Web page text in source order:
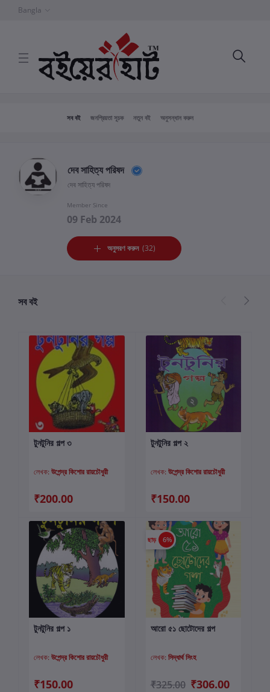
Bangla
সব বই জনপ্রিয়তা সূচক নতুন বই অনুসন্ধান করুন
দেব সাহিত্য পরিষদ
দেব সাহিত্য পরিষদ
Member Since
09 Feb 2024
অনুসরণ করুন(32)
সব বই
কার্টে যোগ করুন
টুনটুনির গল্প ৩
লেখক: উপেন্দ্র কিশোর রায়চৌধুরী
₹200.00
কার্টে যোগ করুন
টুনটুনির গল্প ২
লেখক: উপেন্দ্র কিশোর রায়চৌধুরী
₹150.00
কার্টে যোগ করুন
টুনটুনির গল্প ১
লেখক: উপেন্দ্র কিশোর রায়চৌধুরী
₹150.00
ছাড় 6%
কার্টে যোগ করুন
আরো ৫১ ছোটোদের গল্প
লেখক: সিদ্ধার্থ সিংহ
₹325.00 ₹306.00